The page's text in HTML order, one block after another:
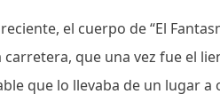
el cuerpo de “El
que una vez fue el
que lo llevaba de un lugar a